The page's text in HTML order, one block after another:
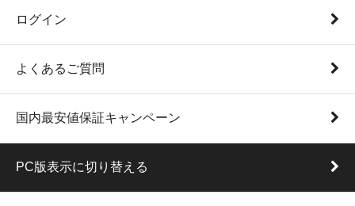
ログイン
よくあるご質問
国内最安値保証キャンペーン
PC版表示に切り替える